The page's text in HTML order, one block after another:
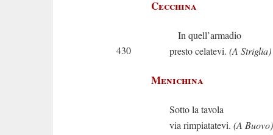
Cecchina
In quell’armadio
430
presto celatevi. (A Striglia)
Menichina
Sotto la tavola
via rimpiatatevi. (A Buovo)